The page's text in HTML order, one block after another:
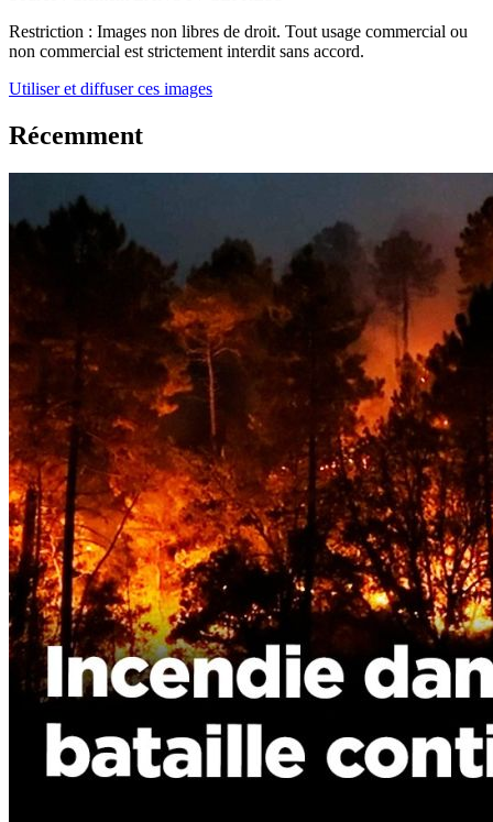
Restriction : Images non libres de droit. Tout usage commercial ou
non commercial est strictement interdit sans accord.
Utiliser et diffuser ces images
Récemment